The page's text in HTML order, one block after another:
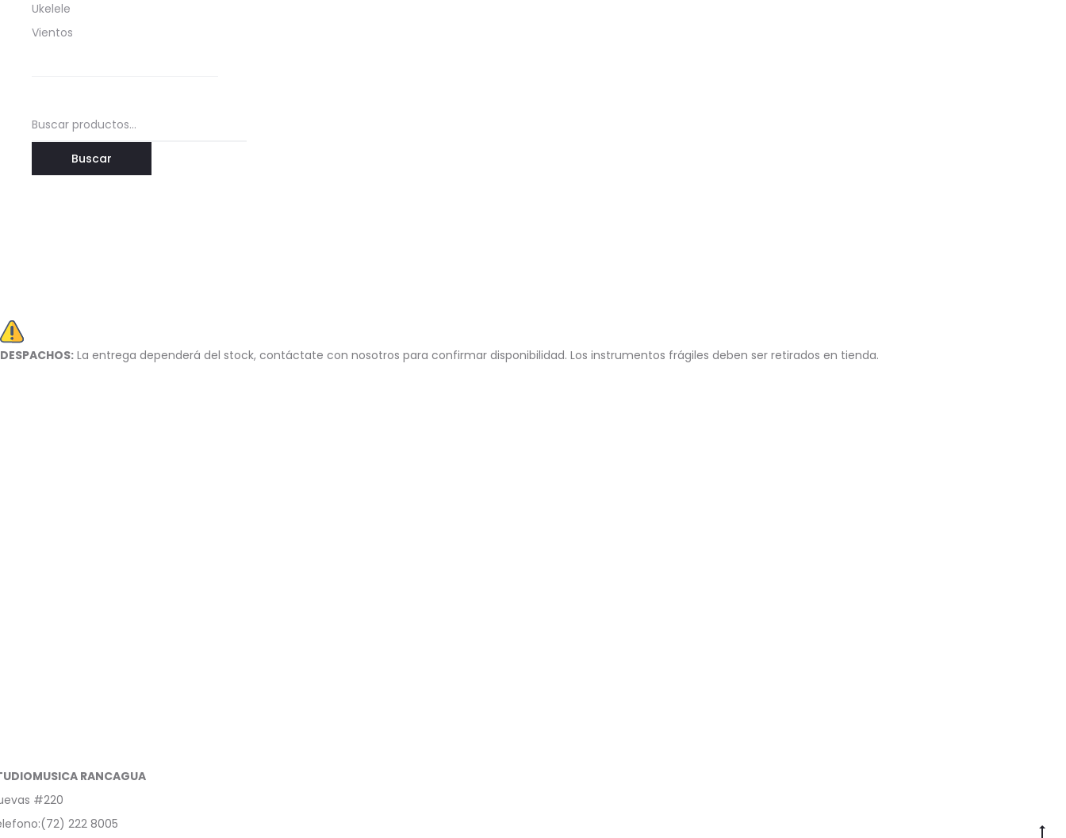
Ukelele
Vientos
Buscar
por:
Buscar
DESPACHOS: La entrega dependerá del stock, contáctate con nosotros para confirmar disponibilidad. Los instrumentos frágiles deben ser retirados en tienda.
RANCAGUA
#220
222 8005